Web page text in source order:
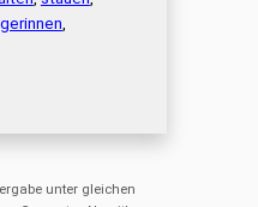
gerinnen
unter gleichen